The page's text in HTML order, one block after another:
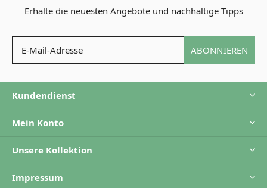
Erhalte die neuesten Angebote und nachhaltige Tipps
ABONNIEREN
Kundendienst
Mein Konto
Unsere Kollektion
Impressum